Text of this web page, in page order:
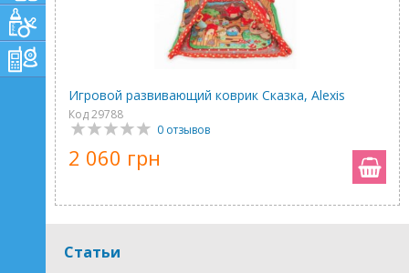
Игровой развивающий коврик Сказка, Alexis
Код 29788
0 отзывов
2 060 грн
Статьи